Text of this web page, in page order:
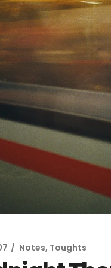
Notes, Toughts
Verbunden